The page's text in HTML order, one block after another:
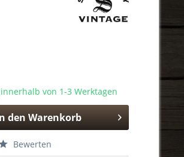
von 1-3 Werktagen
den Warenkorb
Hinzugefügt
Bewerten